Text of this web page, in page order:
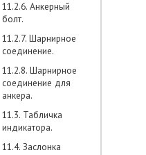
11.2.6. Анкерный
болт.
11.2.7. Шарнирное
соединение.
11.2.8. Шарнирное
соединение для
анкера.
11.3. Табличка
индикатора.
11.4. Заслонка